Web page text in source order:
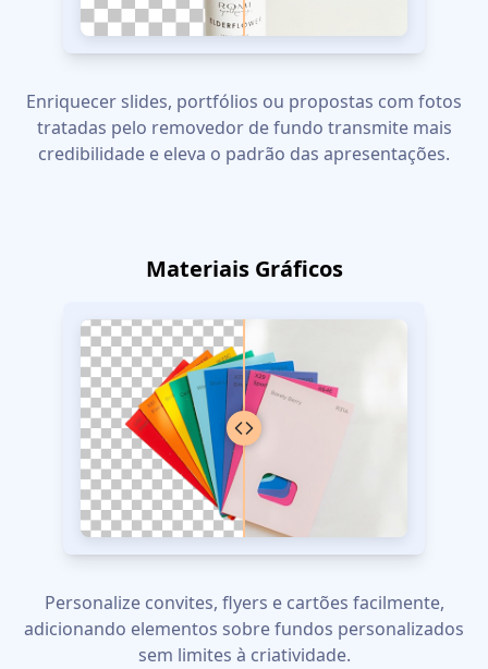
Enriquecer slides, portfólios ou propostas com fotos
tratadas pelo removedor de fundo transmite mais
credibilidade e eleva o padrão das apresentações.
Materiais Gráficos
Personalize convites, flyers e cartões facilmente,
adicionando elementos sobre fundos personalizados
sem limites à criatividade.